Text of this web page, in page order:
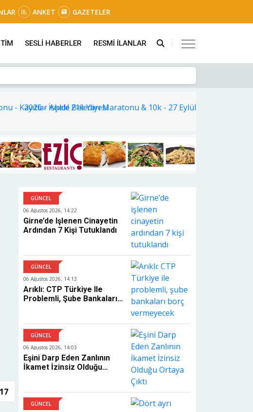
ANKET GAZETELER
SESLİ HABERLER RESMİ İLANLAR
17
GÜNCEL
06 Ağustos 2026, 14:22
Girne’de Işlenen Cinayetin
Ardından 7 Kişi Tutuklandı
GÜNCEL
06 Ağustos 2026, 14:13
Arıklı: CTP Türkiye Ile
Problemli, Şube Bankaları
GÜNCEL
06 Ağustos 2026, 14:03
Eşini Darp Eden Zanlının
İkamet İzinsiz Olduğu
GÜNCEL